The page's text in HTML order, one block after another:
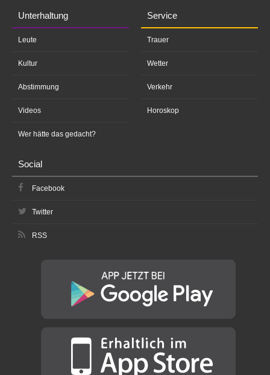
Unterhaltung
Leute
Kultur
Abstimmung
Videos
Wer hätte das gedacht?
Service
Trauer
Wetter
Verkehr
Horoskop
Social
Facebook
Twitter
RSS